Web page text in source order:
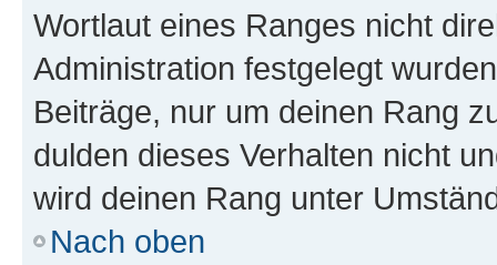
Wortlaut eines Ranges nicht
Administration festgelegt
Beiträge, nur um deinen Rang
dulden dieses Verhalten nicht
wird deinen Rang unter
Nach oben